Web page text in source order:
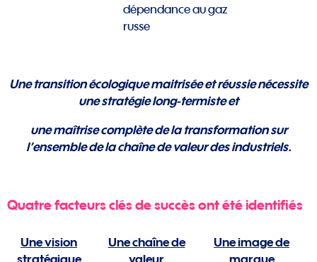
dépendance au gaz
russe
Une transition écologique maitrisée et réussie nécessite
une stratégie long-termiste et
une maîtrise complète de la transformation sur
l’ensemble de la chaîne de valeur des industriels.
Quatre facteurs clés de succès ont été identifiés
Une vision
stratégique
Une chaîne de
valeur
Une image de
marque